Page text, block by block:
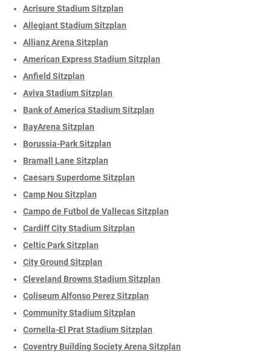
Acrisure Stadium Sitzplan
Allegiant Stadium Sitzplan
Allianz Arena Sitzplan
American Express Stadium Sitzplan
Anfield Sitzplan
Aviva Stadium Sitzplan
Bank of America Stadium Sitzplan
BayArena Sitzplan
Borussia-Park Sitzplan
Bramall Lane Sitzplan
Caesars Superdome Sitzplan
Camp Nou Sitzplan
Campo de Futbol de Vallecas Sitzplan
Cardiff City Stadium Sitzplan
Celtic Park Sitzplan
City Ground Sitzplan
Cleveland Browns Stadium Sitzplan
Coliseum Alfonso Perez Sitzplan
Community Stadium Sitzplan
Cornella-El Prat Stadium Sitzplan
Coventry Building Society Arena Sitzplan